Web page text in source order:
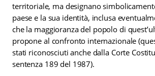
territoriale, ma designano
paese e la sua identità, inclusa
che la maggioranza del popolo di
propone al confronto internazionale
stati riconosciuti anche dalla Corte
sentenza 189 del 1987).